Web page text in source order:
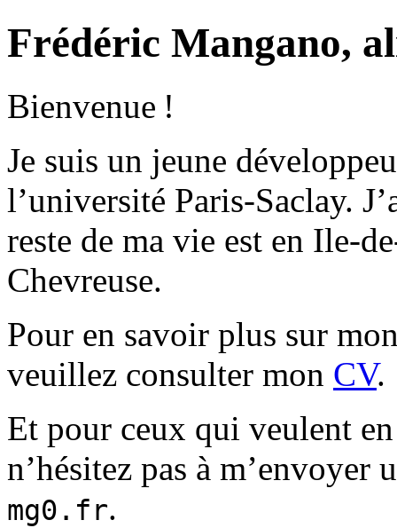
Frédéric Mangano,
Bienvenue !
Je suis un jeune
l’université Paris-Saclay.
reste de ma vie est en Ile-
Chevreuse.
Pour en savoir plus sur
veuillez consulter mon CV.
Et pour ceux qui veulent
n’hésitez pas à m’envoyer
mg0.fr.